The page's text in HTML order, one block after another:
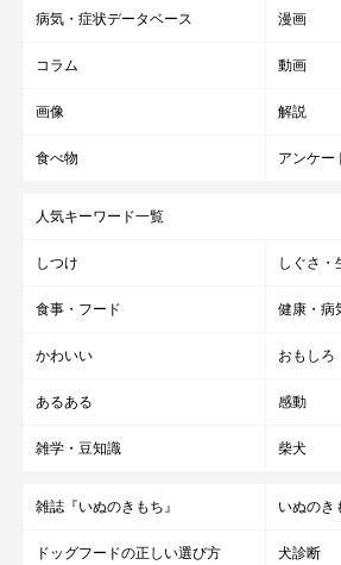
病気・症状データベース 漫画
コラム 動画
画像 解説
食べ物 アンケー
人気キーワード一覧
しつけ しぐさ・
食事・フード 健康・病
かわいい おもしろ
あるある 感動
雑学・豆知識 柴犬
雑誌『いぬのきもち』 いぬのき
ドッグフードの正しい選び方 犬診断